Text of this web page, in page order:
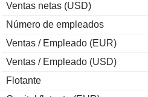
Ventas netas (USD)
Número de empleados
Ventas / Empleado (EUR)
Ventas / Empleado (USD)
Flotante